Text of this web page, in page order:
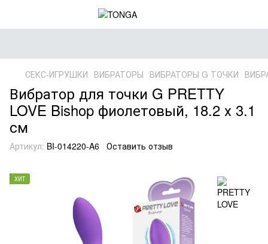
СЕКС-ИГРУШКИ ВИБРАТОРЫ ВИБРАТОРЫ G ТОЧКИ
Вибратор для точки G PRETTY
LOVE Bishop фиолетовый, 18.2 х 3.1
см
Артикул: BI-014220-A6 Оставить отзыв
ХИТ